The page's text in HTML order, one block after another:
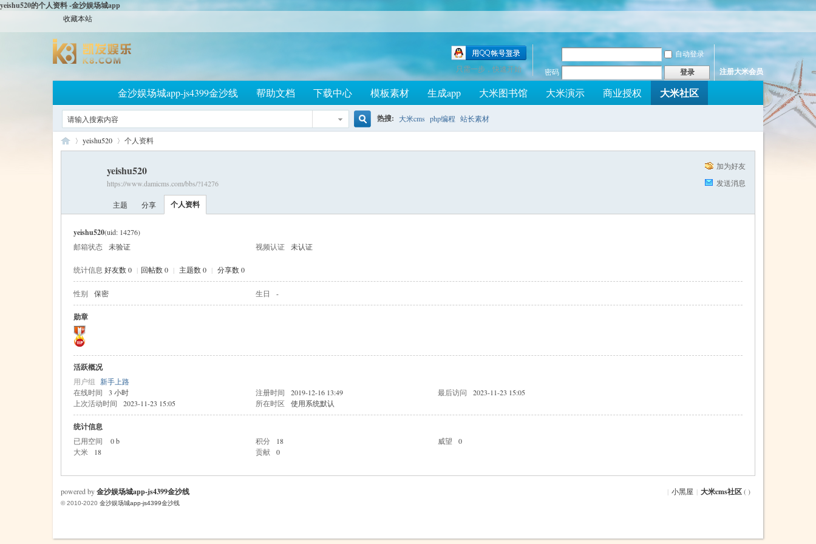
yeishu520的个人资料 -金沙娱场城app
收藏本站
自动登录
密码
登录 注册大米会员
只需一步，快速开始
金沙娱场城app-js4399金沙线 帮助文档 下载中心 模板素材 生成app 大米图书馆 大米演示 商业授权 大米社区
热搜: 大米cms php编程 站长素材
yeishu520 个人资料
加为好友
发送消息
yeishu520
https://www.damicms.com/bbs/?14276
主题 分享 个人资料
yeishu520(uid: 14276)
邮箱状态
未验证 视频认证 未认证
统计信息 好友数 0 | 回帖数 0 | 主题数 0 | 分享数 0
性别 保密 生日 -
勋章
活跃概况
用户组 新手上路
在线时间
3 小时 注册时间 2019-12-16 13:49 最后访问
2023-11-23 15:05
上次活动时间
2023-11-23 15:05 所在时区 使用系统默认
统计信息
已用空间 0 b 积分 18 威望
0
大米
18 贡献 0
| 小黑屋 | 大米cms社区( )
powered by金沙娱场城app-js4399金沙线
© 2010-2020 金沙娱场城app-js4399金沙线